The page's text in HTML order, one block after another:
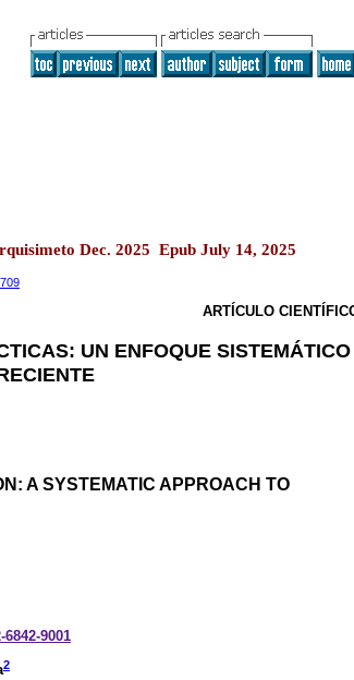
Dec. 2025 Epub July 14, 2025
ARTÍCULO
UN ENFOQUE SISTEMÁTICO
A SYSTEMATIC APPROACH TO
9001
2